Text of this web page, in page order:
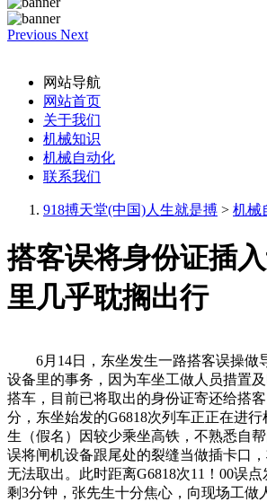
Previous Next
网站导航
网站首页
关于我们
机械知识
机械自动化
联系我们
918搏天堂(中国)人生就是搏 > 机械
搭客误将身份证插
里几乎耽搁出行
6月14日，东坐发生一路搭客误操做
设备里的事务，因为车坐工做人员措置
搭车，目前已将取出的身份证寄还给搭
分，东坐始发的G6818次列车正正在进
生（假名）因较少乘坐高铁，不熟悉自
误将闸机设备跟尾处的裂缝当做插卡口
无法取出。此时距离G6818次11！00误
剩3分钟，张先生十分焦心，向现场工做